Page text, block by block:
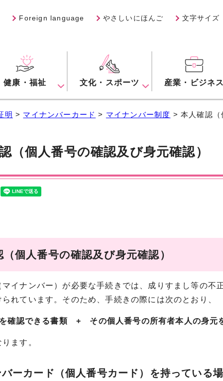
Foreign language やさしいにほんご 文字サイズ
健康・福祉 文化・スポーツ 産業・ビジネ
明 > マイナンバーカード > マイナンバー制度 > 本人確認
（個人番号の確認及び身元確認）
（個人番号の確認及び身元確認）
マイナンバー）が必要な手続きでは、成りすまし等の不
れています。そのため、手続きの際には次のとおり、
確認できる書類 + その個人番号の所有者本人の身元
ます。
ーカード（個人番号カード）を持っている